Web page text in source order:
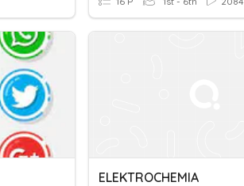
ELEKTROCHEMIA